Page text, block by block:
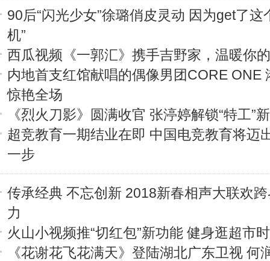
90后“闪光少女”徐璐俏皮灵动 因为get了这
机”
西瓜视频《一郭汇》携手吉野家，温暖你
内地首支红馆献唱的偶像男团CORE ONE
惊艳全场
《烈火刀影》圆满收官 张渟婷解锁“特工”
超竞教育一期结业在即 中国电竞教育将迈
一步
传承经典 不忘创新 2018新春相声大联欢
力
火山小视频推“切红包”新功能 健身逛超市
《花谢花飞花满天》登陆湖北广东卫视 何